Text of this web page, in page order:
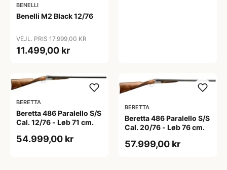
BENELLI
Benelli M2 Black 12/76
VEJL. PRIS 17.999,00 KR
11.499,00 kr
BERETTA
Beretta 486 Paralello S/S
Cal. 12/76 - Løb 71 cm.
54.999,00 kr
BERETTA
Beretta 486 Paralello S/S
Cal. 20/76 - Løb 76 cm.
57.999,00 kr